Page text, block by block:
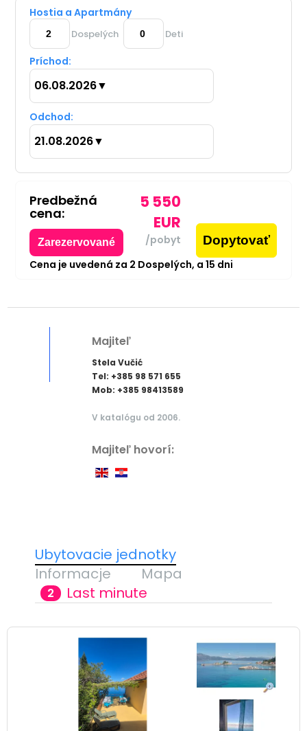
Hostia a Apartmány
Dospelých Deti
Príchod:
06.08.2026▼
Odchod:
21.08.2026▼
Predbežná
cena:
Zarezervované
5 550
EUR
/pobyt Dopytovať
Cena je uvedená za 2 Dospelých, a 15 dni
Majiteľ
Stela Vučić
Tel: +385 98 571 655
Mob: +385 98413589
V katalógu od 2006.
Majiteľ hovorí:
Ubytovacie jednotky
Informacje
Mapa
2 Last minute